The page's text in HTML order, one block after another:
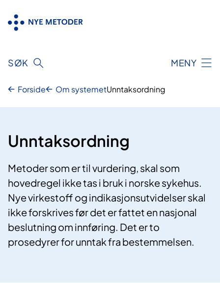
innhold
SØK MENY
Forside Om systemetUnntaksordning
Unntaksordning
Metoder som er til vurdering, skal som
hovedregel ikke tas i bruk i norske sykehus.
Nye virkestoff og indikasjonsutvidelser skal
ikke forskrives før det er fattet en nasjonal
beslutning om innføring. Det er to
prosedyrer for unntak fra bestemmelsen.